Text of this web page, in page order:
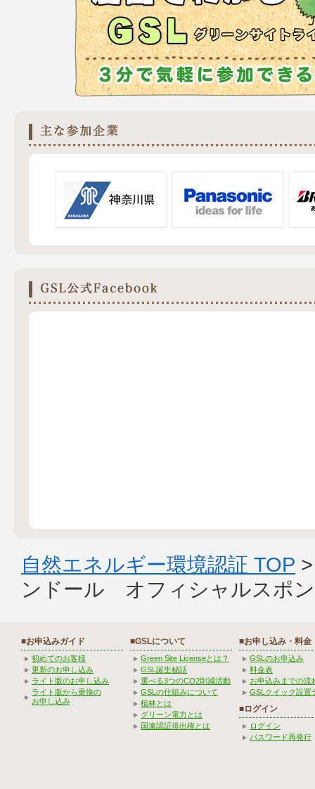
自然エネルギー環境認証 TOP
ンドール オフィシャルスポ
■お申込みガイド
初めてのお客様
更新のお申し込み
ライト版のお申し込み
ライト版から乗換の
お申し込み
■GSLについて
Green Site Licenseとは？
GSL誕生秘話
選べる3つのCO2削減活動
GSLの仕組みについて
植林とは
グリーン電力とは
国連認証排出権とは
■お申し込み・料金
GSLのお申込み
料金表
お申込みまでの流
GSLクイック設置
■ログイン
ログイン
パスワード再発行